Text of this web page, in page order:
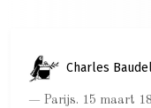
Charles
— Parijs. 15 maart